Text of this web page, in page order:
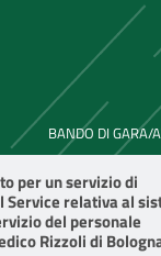
BANDO DI GARA/
per un servizio di
Service relativa al
del personale
Rizzoli di